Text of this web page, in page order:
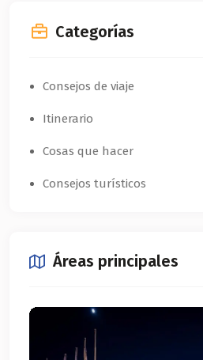
Categorías
Consejos de viaje
Itinerario
Cosas que hacer
Consejos turísticos
Áreas principales